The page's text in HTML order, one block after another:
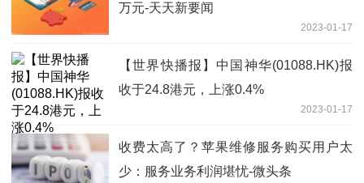
万元-天天新要闻
2023-01-17
【世界快播报】中国神华(01088.HK)报
收于24.8港元，上涨0.4%
2023-01-17
收费太高了？苹果维修服务购买用户太
少：服务业务利润堪忧-微头条